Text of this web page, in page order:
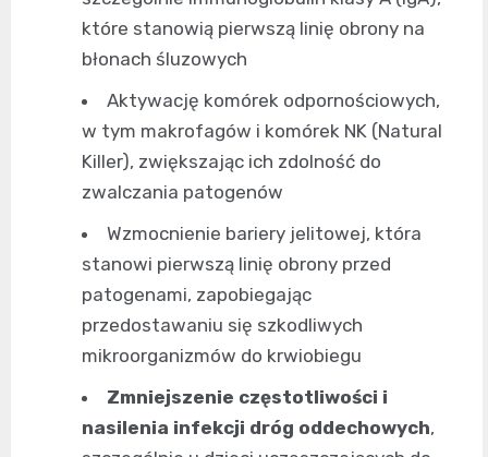
które stanowią pierwszą linię obrony na
błonach śluzowych
Aktywację komórek odpornościowych,
w tym makrofagów i komórek NK (Natural
Killer), zwiększając ich zdolność do
zwalczania patogenów
Wzmocnienie bariery jelitowej, która
stanowi pierwszą linię obrony przed
patogenami, zapobiegając
przedostawaniu się szkodliwych
mikroorganizmów do krwiobiegu
Zmniejszenie częstotliwości i
nasilenia infekcji dróg oddechowych,